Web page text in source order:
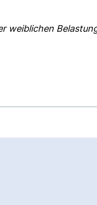
weiblichen